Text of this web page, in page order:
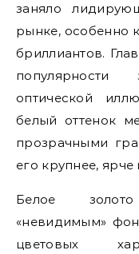
заняло
рынке, особенно
бриллиантов.
оптической
белый оттенок
прозрачными
его крупнее, ярче
Белое
«невидимым»
цветовых